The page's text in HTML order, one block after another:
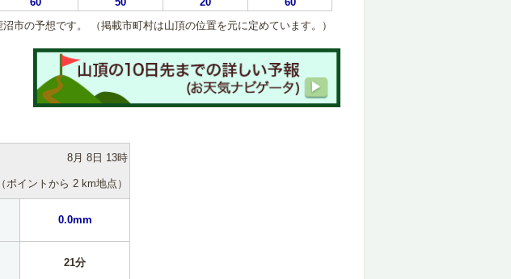
市の予想です。
（掲載市町村は山頂の位置を元に定めています。）
8月 8日 13時
（ポイントから 2 km地点）
0.0mm
21分